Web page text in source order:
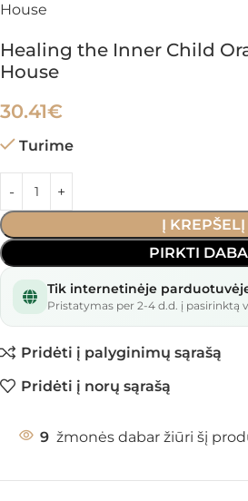
House
Healing the Inner Child
House
30.41€
Turime
Į KREPŠELĮ
PIRKTI
Tik internetinėje
Pristatymas per 2-4 d.d. į pasirinktą
Pridėti į palyginimų sąrašą
Pridėti į norų sąrašą
9 žmonės dabar žiūri šį